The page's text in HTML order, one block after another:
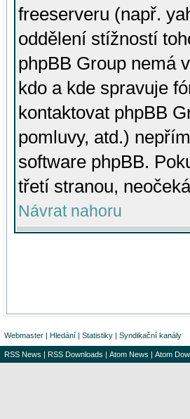
freeserveru (např.
oddělení stížností
phpBB Group nemá
kdo a kde spravuje
kontaktovat phpBB
pomluvy, atd.)
software phpBB.
třetí stranou,
Návrat nahoru
Webmaster | Hledání | Statistiky | Syndikační kanály
RSS News | RSS Downloads | Atom News | Atom